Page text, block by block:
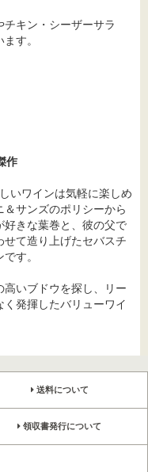
チキン・シーザーサラ
す。
作
いワインは気軽に楽しめ
サンズのポリシーから
きな葉巻と、彼の父で
て造り上げたセバスチ
す。
いブドウを探し、リー
発揮したバリューワイ
送料について
領収書発行について